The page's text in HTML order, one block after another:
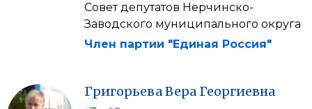
Совет депутатов Нерчинско-
Заводского муниципального округа
Член партии "Единая Россия"
ГригорьеваВера Георгиевна